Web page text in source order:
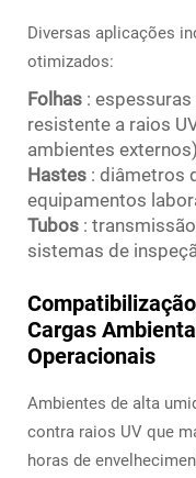
Diversas aplicações
otimizados:
Folhas :
resistente a raios
ambientes externos)
Hastes : diâmetros
equipamentos
Tubos :
sistemas de
Cargas
Operacionais
Ambientes de alta
contra raios UV que
horas de